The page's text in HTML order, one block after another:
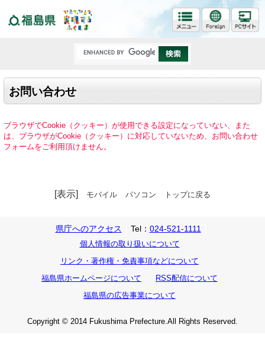
お問い合わせ
ブラウザでCookie（クッキー）が使用できる設定になっていない、また
は、ブラウザがCookie（クッキー）に対応していないため、お問い合わせ
フォームをご利用頂けません。
[表示] モバイル パソコン トップに戻る
県庁へのアクセス Tel： 024-521-1111
個人情報の取り扱いについて
リンク・著作権・免責事項などについて
福島県ホームページについて
RSS配信について
福島県の広告事業について
Copyright © 2014 Fukushima Prefecture.All Rights Reserved.